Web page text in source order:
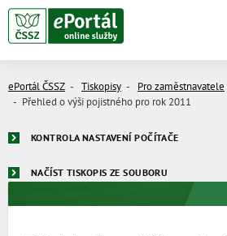
ePortál ČSSZ Tiskopisy
Pro zaměstnavatele
Přehled o výši pojistného pro rok 2011
KONTROLA NASTAVENÍ POČÍTAČE
NAČÍST TISKOPIS ZE SOUBORU